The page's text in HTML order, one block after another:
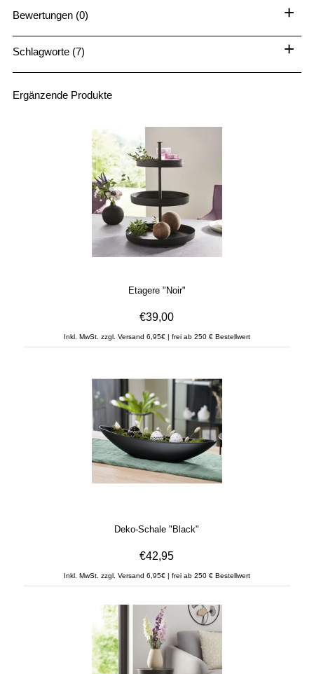
Bewertungen (0) +
Schlagworte (7) +
Ergänzende Produkte
Etagere "Noir"
€39,00
Inkl. MwSt. zzgl. Versand 6,95€ | frei ab 250 € Bestellwert
Deko-Schale "Black"
€42,95
Inkl. MwSt. zzgl. Versand 6,95€ | frei ab 250 € Bestellwert